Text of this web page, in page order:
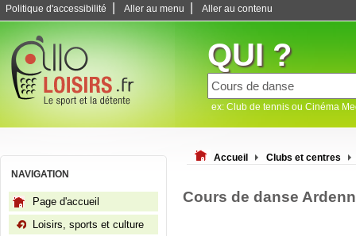
Politique d'accessibilité Aller au menu Aller au contenu
QUI ?
ex: Club de tennis ou Cinéma
NAVIGATION
Page d'accueil
Loisirs, sports et culture
Accueil Clubs et centres
Cours de danse